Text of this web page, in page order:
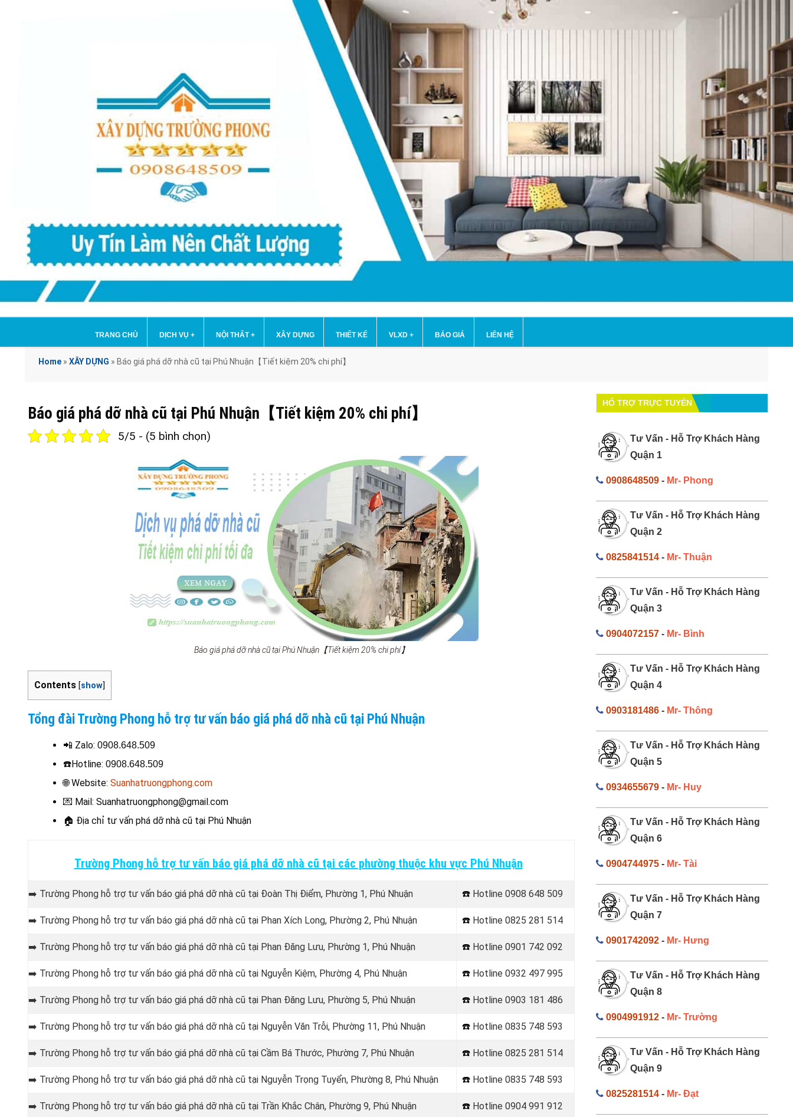
TRANG CHỦ DỊCH VỤ + NỘI THẤT+ XÂY DỰNG THIẾT KẾ VLXD + BÁO GIÁ LIÊN HỆ
Home » XÂY DỰNG » Báo giá phá dỡ nhà cũ tại Phú Nhuận【Tiết kiệm 20% chi phí】
Báo giá phá dỡ nhà cũ tại Phú Nhuận【Tiết kiệm 20% chi phí】
5/5 - (5 bình chọn)
Báo giá phá dỡ nhà cũ tại Phú Nhuận【Tiết kiệm 20% chi phí】
Contents [show]
Tổng đài Trường Phong hỗ trợ tư vấn báo giá phá dỡ nhà cũ tại Phú Nhuận
📲 Zalo: 0908.648.509
☎️Hotline: 0908.648.509
🌐 Website: Suanhatruongphong.com
💌 Mail: Suanhatruongphong@gmail.com
🏠 Địa chỉ tư vấn phá dỡ nhà cũ tại Phú Nhuận
Trường Phong hỗ trợ tư vấn báo giá phá dỡ nhà cũ tại các phường thuộc khu vực Phú Nhuận
➡️ Trường Phong hỗ trợ tư vấn báo giá phá dỡ nhà cũ tại Đoàn Thị Điểm, Phường 1, Phú Nhuận ☎️ Hotline 0908 648 509
➡️ Trường Phong hỗ trợ tư vấn báo giá phá dỡ nhà cũ tại Phan Xích Long, Phường 2, Phú Nhuận ☎️ Hotline 0825 281 514
➡️ Trường Phong hỗ trợ tư vấn báo giá phá dỡ nhà cũ tại Phan Đăng Lưu, Phường 1, Phú Nhuận ☎️ Hotline 0901 742 092
➡️ Trường Phong hỗ trợ tư vấn báo giá phá dỡ nhà cũ tại Nguyễn Kiệm, Phường 4, Phú Nhuận ☎️ Hotline 0932 497 995
➡️ Trường Phong hỗ trợ tư vấn báo giá phá dỡ nhà cũ tại Phan Đăng Lưu, Phường 5, Phú Nhuận ☎️ Hotline 0903 181 486
➡️ Trường Phong hỗ trợ tư vấn báo giá phá dỡ nhà cũ tại Nguyễn Văn Trỗi, Phường 11, Phú Nhuận ☎️ Hotline 0835 748 593
➡️ Trường Phong hỗ trợ tư vấn báo giá phá dỡ nhà cũ tại Cầm Bá Thước, Phường 7, Phú Nhuận ☎️ Hotline 0825 281 514
➡️ Trường Phong hỗ trợ tư vấn báo giá phá dỡ nhà cũ tại Nguyễn Trọng Tuyển, Phường 8, Phú Nhuận ☎️ Hotline 0835 748 593
➡️ Trường Phong hỗ trợ tư vấn báo giá phá dỡ nhà cũ tại Trần Khắc Chân, Phường 9, Phú Nhuận ☎️ Hotline 0904 991 912
HỔ TRỢ TRỰC TUYẾN
Tư Vấn - Hỗ Trợ Khách Hàng
Quận 1
0908648509- Mr- Phong
Tư Vấn - Hỗ Trợ Khách Hàng
Quận 2
0825841514- Mr- Thuận
Tư Vấn - Hỗ Trợ Khách Hàng
Quận 3
0904072157- Mr- Bình
Tư Vấn - Hỗ Trợ Khách Hàng
Quận 4
0903181486- Mr- Thông
Tư Vấn - Hỗ Trợ Khách Hàng
Quận 5
0934655679- Mr- Huy
Tư Vấn - Hỗ Trợ Khách Hàng
Quận 6
0904744975- Mr- Tài
Tư Vấn - Hỗ Trợ Khách Hàng
Quận 7
0901742092- Mr- Hưng
Tư Vấn - Hỗ Trợ Khách Hàng
Quận 8
0904991912- Mr- Trường
Tư Vấn - Hỗ Trợ Khách Hàng
Quận 9
0825281514- Mr- Đạt